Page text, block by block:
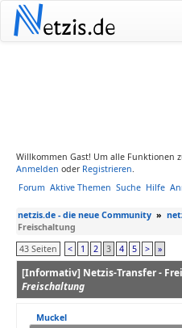
Netzis.de
Willkommen Gast! Um alle Funktionen
Anmelden oder Registrieren.
Forum Aktive Themen Suche Hilfe
netzis.de - die neue Community »
Freischaltung
43 Seiten
< 1 2 3 4 5 > »
[Informativ] Netzis-Transfer -
Freischaltung
Muckel